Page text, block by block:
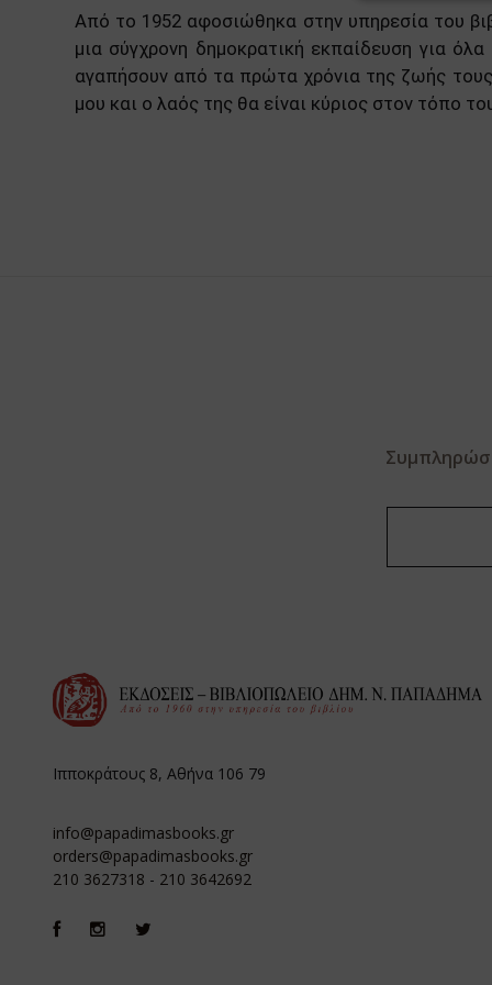
Από το 1952 αφοσιώθηκα στην υπηρεσία του
μια σύγχρονη δημοκρατική εκπαίδευση για
αγαπήσουν από τα πρώτα χρόνια της ζωής τους
μου και ο λαός της θα είναι κύριος στον τόπο
Ιπποκράτους 8, Αθήνα 106 79
info@papadimasbooks.gr
orders@papadimasbooks.gr
210 3627318 - 210 3642692